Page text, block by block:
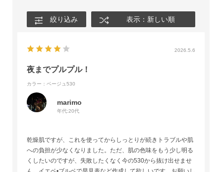
絞り込み 表示：新しい順
2026.5.6
夜までプルプル！
カラー：ベージュ530
marimo
年代:20代
乾燥肌ですが、これを使ってからしっとりが続きトラブルや肌
への負担が少なくなりました。ただ、肌の色味をもう少し明る
くしたいのですが、失敗したくなく今の530から抜け出せませ